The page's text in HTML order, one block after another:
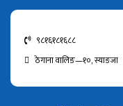
९८१६१८१६८८
ठेगाना वालिङ—१०, स्याङजा